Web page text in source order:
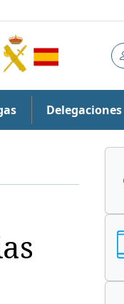
Delegaciones